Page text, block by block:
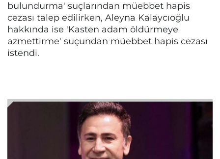
bulundurma' suçlarından müebbet hapis
cezası talep edilirken, Aleyna Kalaycıoğlu
hakkında ise 'Kasten adam öldürmeye
azmettirme' suçundan müebbet hapis cezası
istendi.